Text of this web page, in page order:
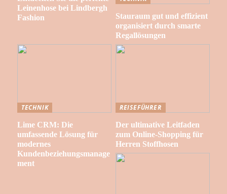
Leinenhose bei Lindbergh
Fashion
Stauraum gut und effizient
organisiert durch smarte
Regallösungen
TECHNIK
Lime CRM: Die
umfassende Lösung für
modernes
Kundenbeziehungsmanage
ment
REISEFÜHRER
Der ultimative Leitfaden
zum Online-Shopping für
Herren Stoffhosen